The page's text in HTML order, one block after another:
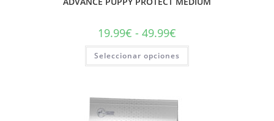
19.99€ - 49.99€
Seleccionar opciones